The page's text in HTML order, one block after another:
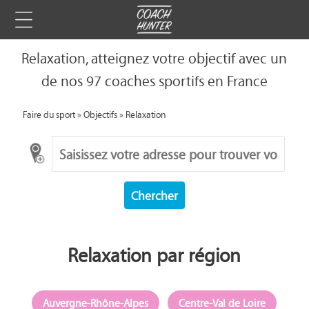
Relaxation, atteignez votre objectif avec un
de nos 97 coaches sportifs en France
Faire du sport»Objectifs»Relaxation
Chercher
Relaxation par région
Auvergne-Rhône-Alpes Centre-Val de Loire